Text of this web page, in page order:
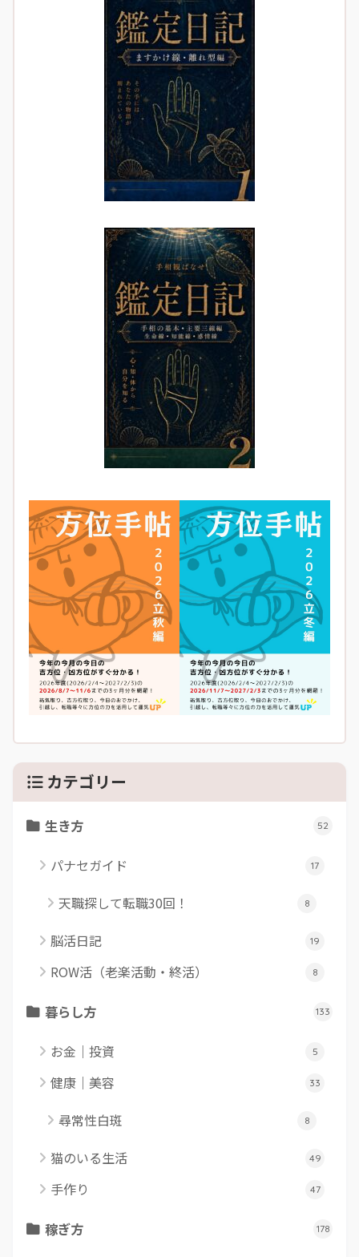
カテゴリー
生き方 52
パナセガイド 17
天職探して転職30回！ 8
脳活日記 19
ROW活（老楽活動・終活） 8
暮らし方 133
お金｜投資 5
健康｜美容 33
尋常性白斑 8
猫のいる生活 49
手作り 47
稼ぎ方 178